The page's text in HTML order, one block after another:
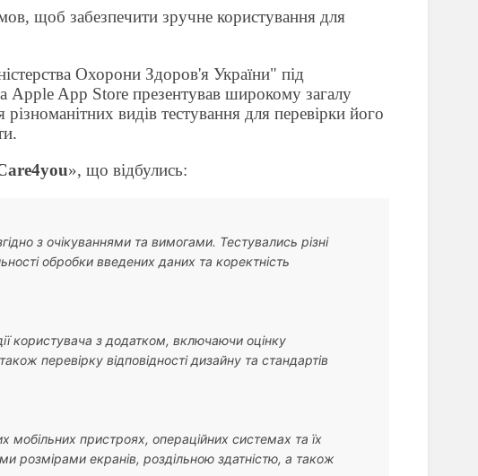
щоб забезпечити зручне користування для
Охорони Здоров'я України" під
Apple App Store презентував широкому загалу
видів тестування для перевірки його
», що відбулись:
з очікуваннями та вимогами. Тестувались різні
обробки введених даних та коректність
користувача з додатком, включаючи оцінку
перевірку відповідності дизайну та стандартів
пристроях, операційних системах та їх
розмірами екранів, роздільною здатністю, а також